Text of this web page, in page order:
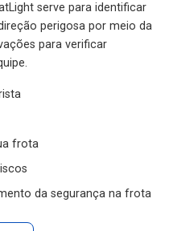
serve para identificar
perigosa por meio da
para verificar
frota
da segurança na frota